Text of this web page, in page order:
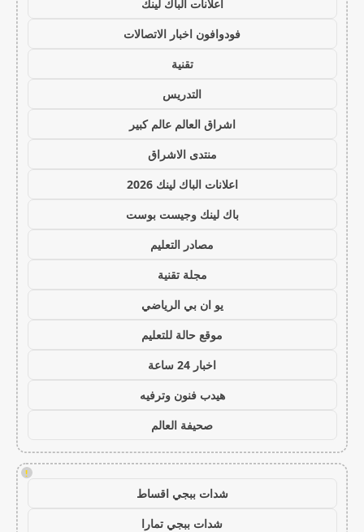
اعلانات الباك لينك
فودوافون اخبار الاتصالات
تقنية
التدريس
اشراق العالم عالم كبير
منتدى الاشراق
اعلانات الباك لينك 2026
باك لينك وجيست بوست
مصادر التعليم
مجلة تقنية
يو ان بي الرياضي
موقع حالة للتعليم
اخبار 24 ساعة
هيدب فنون وترفيه
صحيفة العالم
!
شدات ببجي اقساط
شدات ببجي تمارا